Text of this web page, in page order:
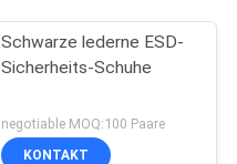
Schwarze lederne ESD-
Sicherheits-Schuhe
negotiable MOQ:100 Paare
KONTAKT